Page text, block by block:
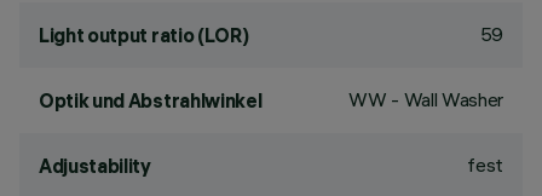
Light output ratio (LOR) 59
Optik und Abstrahlwinkel WW - Wall Washer
Adjustability fest